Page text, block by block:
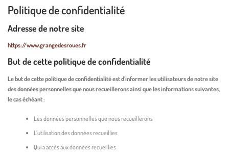
GRAINES DU VENTOUX AGENDA
NOUS REJOINDRE INFOS PRATIQUES
Politique de confidentialité
Adresse de notre site
https://www.grangedesroues.fr
But de cette politique de confidentialité
Le but de cette politique de confidentialité est d’informer les utilisateurs de notre site
des données personnelles que nous recueillerons ainsi que les informations suivantes,
le cas échéant :
Les données personnelles que nous recueillerons
L’utilisation des données recueillies
Qui a accès aux données recueillies